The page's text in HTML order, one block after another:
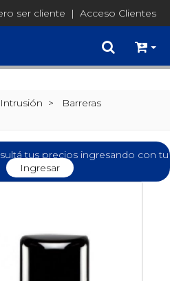
ser cliente | Acceso Clientes
Intrusión >
Barreras
tus precios ingresando con tu
Ingresar